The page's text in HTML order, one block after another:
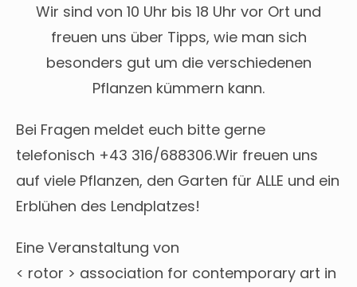
Wir sind von 10 Uhr bis 18 Uhr vor Ort und
freuen uns über Tipps, wie man sich
besonders gut um die verschiedenen
Pflanzen kümmern kann.
Bei Fragen meldet euch bitte gerne
telefonisch +43 316/688306.Wir freuen uns
auf viele Pflanzen, den Garten für ALLE und ein
Erblühen des Lendplatzes!
Eine Veranstaltung von
< rotor > association for contemporary art in